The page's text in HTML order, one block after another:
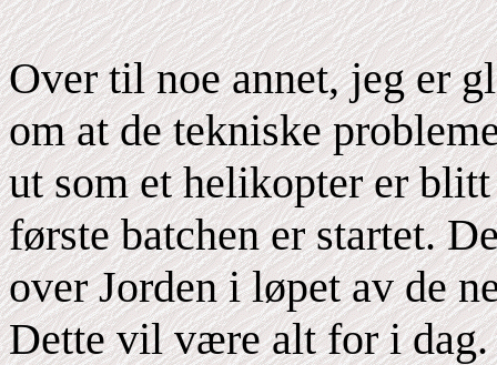
Over til noe annet, jeg er
om at de tekniske
ut som et helikopter er
første batchen er startet.
over Jorden i løpet av de
Dette vil være alt for i